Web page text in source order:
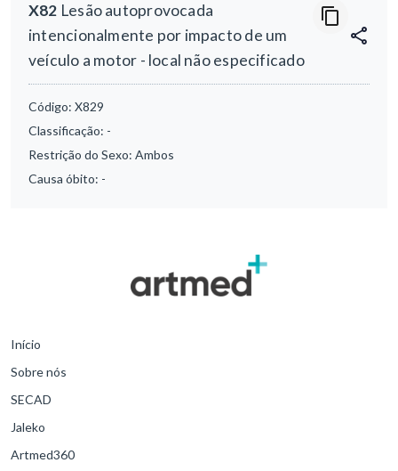
X82 Lesão autoprovocada
intencionalmente por impacto de um
veículo a motor - local não especificado
Código: X829
Classificação: -
Restrição do Sexo: Ambos
Causa óbito: -
Início
Sobre nós
SECAD
Jaleko
Artmed360